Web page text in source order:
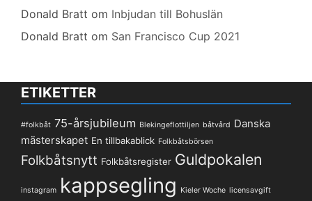
Donald Bratt om Inbjudan till Bohuslän
Donald Bratt om San Francisco Cup 2021
ETIKETTER
#folkbåt 75-årsjubileum Blekingeflottiljen båtvård Danska
mästerskapet En tillbakablick Folkbåtsbörsen
Folkbåtsnytt Folkbåtsregister Guldpokalen
instagram kappsegling Kieler Woche licensavgift